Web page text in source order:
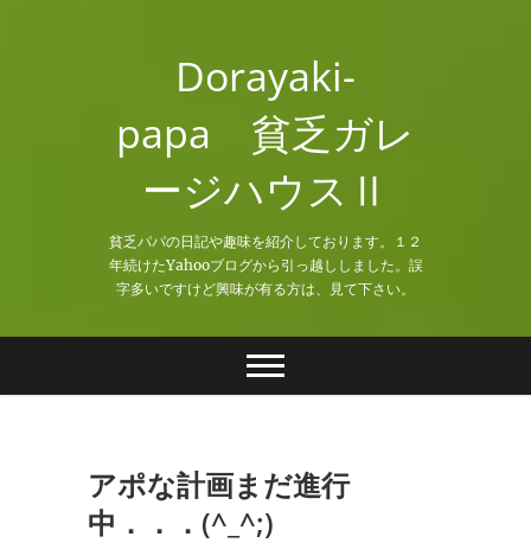
Dorayaki-
papa 貧乏ガレ
ージハウスⅡ
貧乏パパの日記や趣味を紹介しております。１２
年続けたYahooブログから引っ越ししました。誤
字多いですけど興味が有る方は、見て下さい。
アポな計画まだ進行
中．．．(^_^;)